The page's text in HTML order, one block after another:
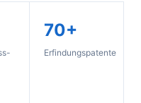
70+
Erfindungspatente